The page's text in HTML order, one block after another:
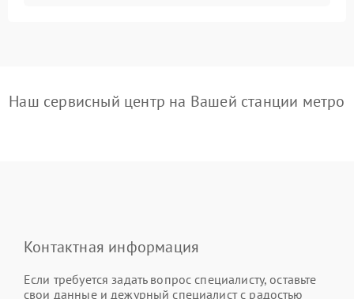
Наш сервисный центр на Вашей станции метро
Контактная информация
Если требуется задать вопрос специалисту, оставьте
свои данные и дежурный специалист с радостью